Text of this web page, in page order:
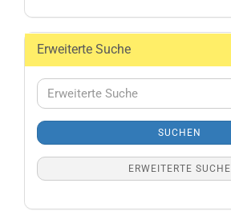
Erweiterte Suche
Erweiterte
Suche
SUCHEN
ERWEITERTE SUCHE